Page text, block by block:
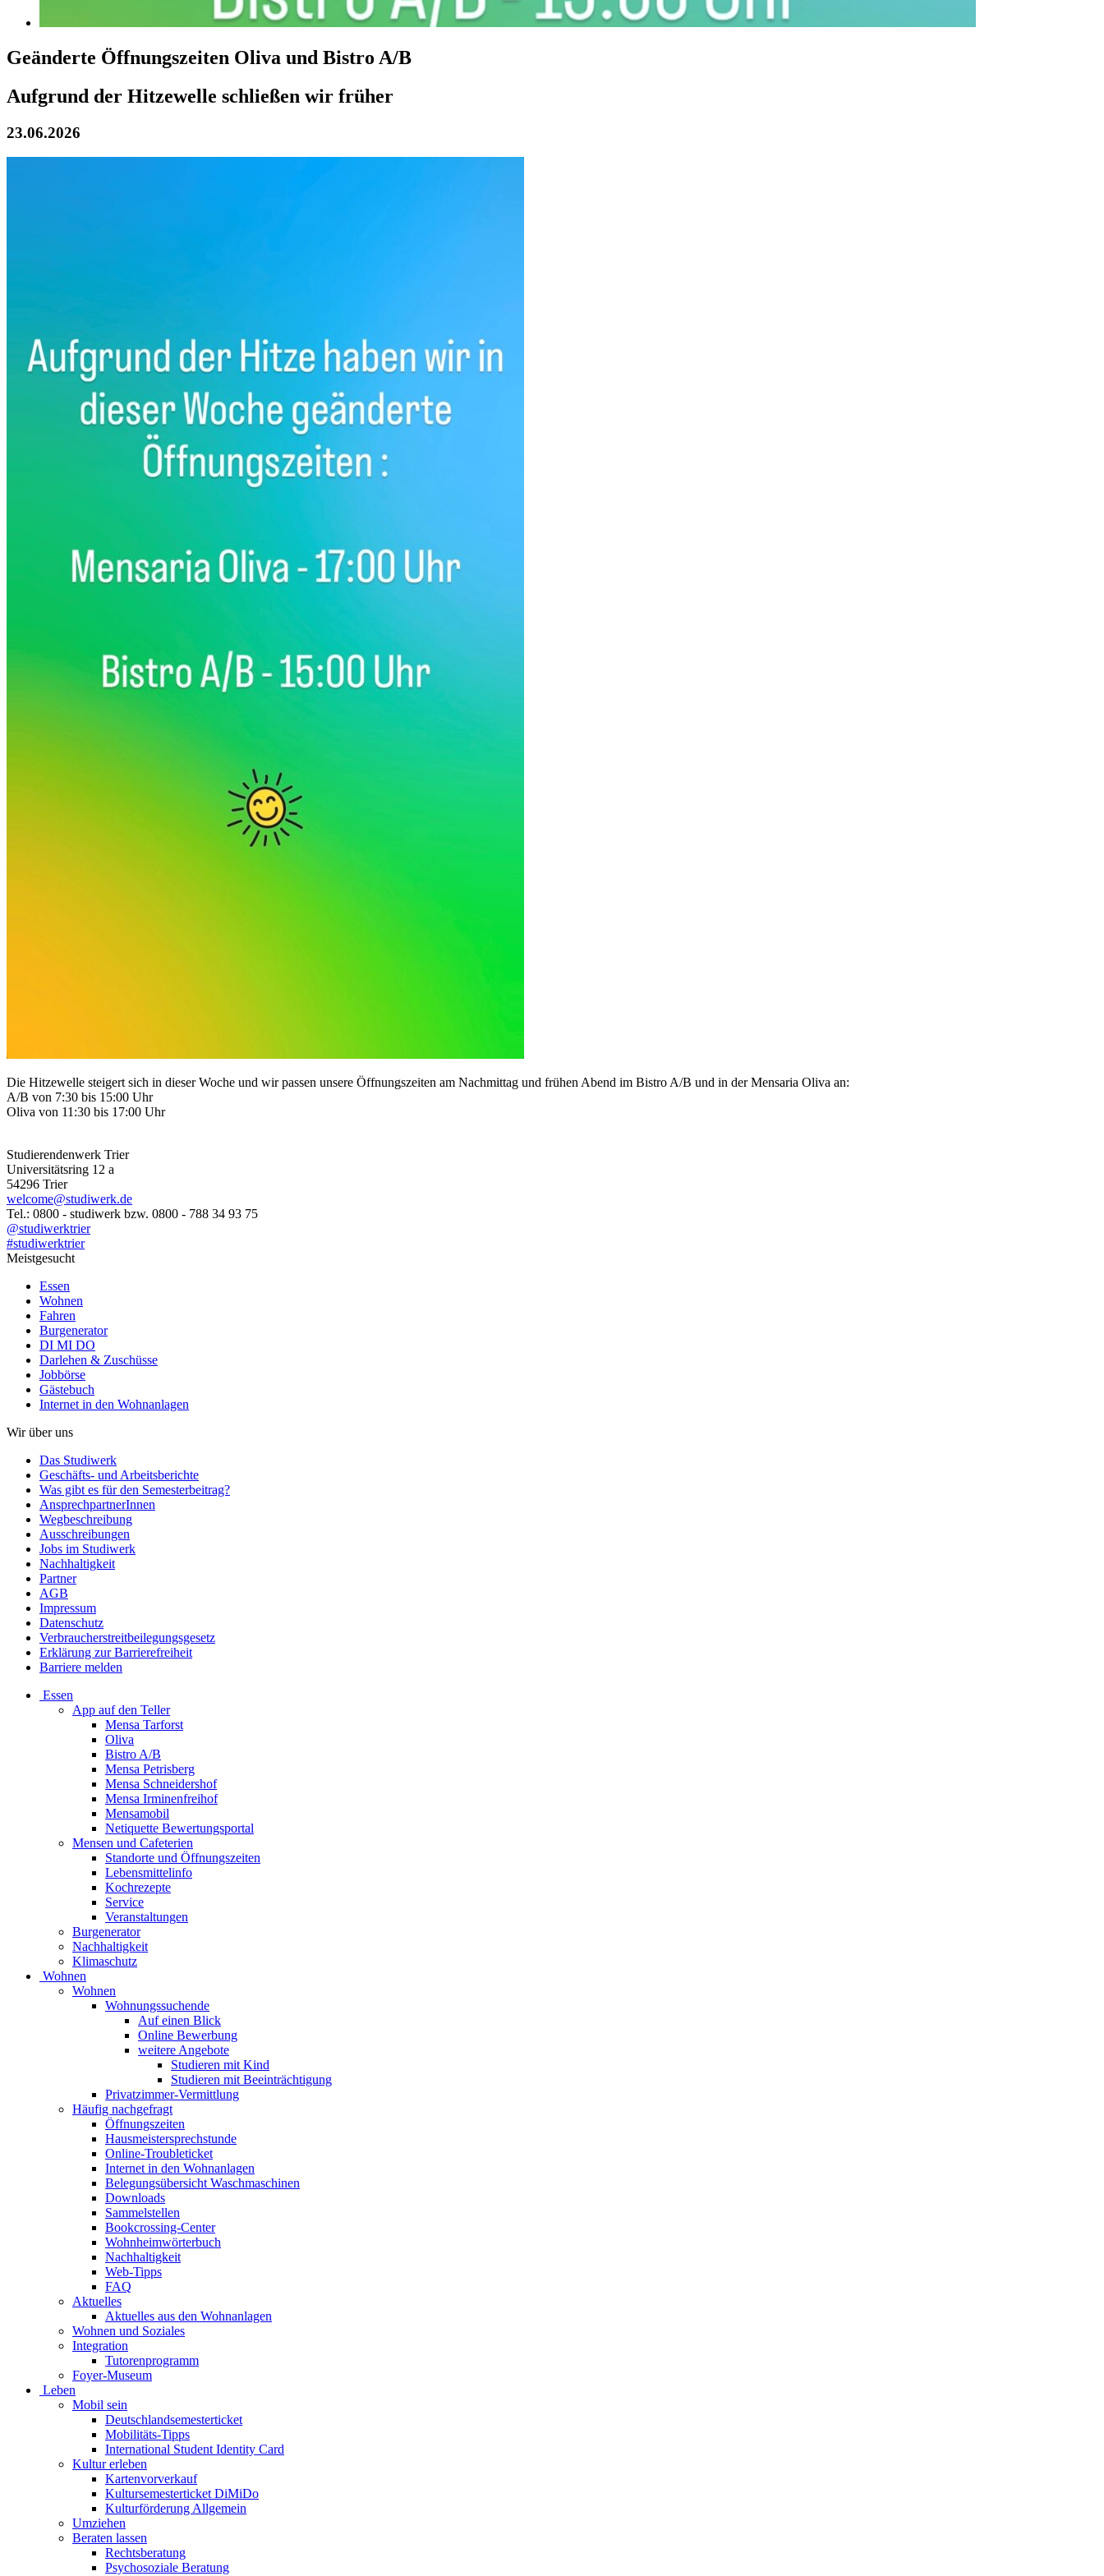
Geänderte Öffnungszeiten Oliva und Bistro A/B
Aufgrund der Hitzewelle schließen wir früher
23.06.2026
Die Hitzewelle steigert sich in dieser Woche und wir passen unsere Öffnungszeiten am Nachmittag und frühen Abend im Bistro A/B und in der Mensaria Oliva an:
A/B von 7:30 bis 15:00 Uhr
Oliva von 11:30 bis 17:00 Uhr
Studierendenwerk Trier
Universitätsring 12 a
54296 Trier
welcome@studiwerk.de
Tel.: 0800 - studiwerk bzw. 0800 - 788 34 93 75
@studiwerktrier
#studiwerktrier
Meistgesucht
Essen
Wohnen
Fahren
Burgenerator
DI MI DO
Darlehen & Zuschüsse
Jobbörse
Gästebuch
Internet in den Wohnanlagen
Wir über uns
Das Studiwerk
Geschäfts- und Arbeitsberichte
Was gibt es für den Semesterbeitrag?
AnsprechpartnerInnen
Wegbeschreibung
Ausschreibungen
Jobs im Studiwerk
Nachhaltigkeit
Partner
AGB
Impressum
Datenschutz
Verbraucherstreitbeilegungsgesetz
Erklärung zur Barrierefreiheit
Barriere melden
Essen
App auf den Teller
Mensa Tarforst
Oliva
Bistro A/B
Mensa Petrisberg
Mensa Schneidershof
Mensa Irminenfreihof
Mensamobil
Netiquette Bewertungsportal
Mensen und Cafeterien
Standorte und Öffnungszeiten
Lebensmittelinfo
Kochrezepte
Service
Veranstaltungen
Burgenerator
Nachhaltigkeit
Klimaschutz
Wohnen
Wohnen
Wohnungssuchende
Auf einen Blick
Online Bewerbung
weitere Angebote
Studieren mit Kind
Studieren mit Beeinträchtigung
Privatzimmer-Vermittlung
Häufig nachgefragt
Öffnungszeiten
Hausmeistersprechstunde
Online-Troubleticket
Internet in den Wohnanlagen
Belegungsübersicht Waschmaschinen
Downloads
Sammelstellen
Bookcrossing-Center
Wohnheimwörterbuch
Nachhaltigkeit
Web-Tipps
FAQ
Aktuelles
Aktuelles aus den Wohnanlagen
Wohnen und Soziales
Integration
Tutorenprogramm
Foyer-Museum
Leben
Mobil sein
Deutschlandsemesterticket
Mobilitäts-Tipps
International Student Identity Card
Kultur erleben
Kartenvorverkauf
Kultursemesterticket DiMiDo
Kulturförderung Allgemein
Umziehen
Beraten lassen
Rechtsberatung
Psychosoziale Beratung